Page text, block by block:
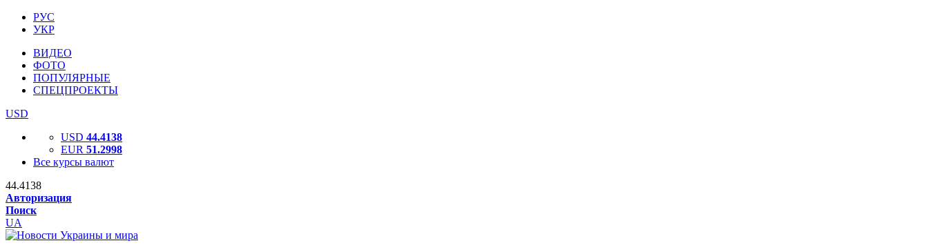
РУС
УКР
ВИДЕО
ФОТО
ПОПУЛЯРНЫЕ
СПЕЦПРОЕКТЫ
USD
USD 44.4138
EUR 51.2998
Все курсы валют
44.4138
Авторизация
Поиск
UA